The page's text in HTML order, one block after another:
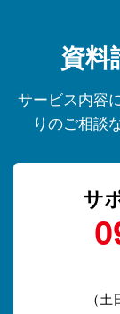
資料
サービス内容
りのご相談
サ
（